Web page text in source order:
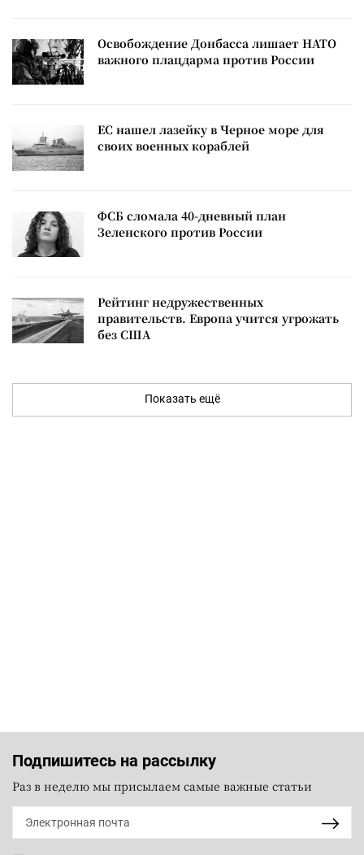
Освобождение Донбасса лишает НАТО
важного плацдарма против России
ЕС нашел лазейку в Черное море для
своих военных кораблей
ФСБ сломала 40-дневный план
Зеленского против России
Рейтинг недружественных
правительств. Европа учится угрожать
без США
Показать ещё
Подпишитесь на рассылку
Раз в неделю мы присылаем самые важные статьи